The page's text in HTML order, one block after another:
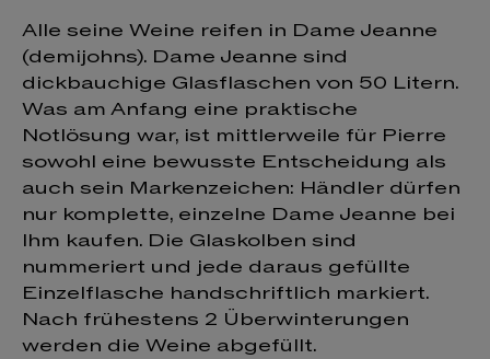
Alle seine Weine reifen in Dame Jeanne
(demijohns). Dame Jeanne sind
dickbauchige Glasflaschen von 50 Litern.
Was am Anfang eine praktische
Notlösung war, ist mittlerweile für Pierre
sowohl eine bewusste Entscheidung als
auch sein Markenzeichen: Händler dürfen
nur komplette, einzelne Dame Jeanne bei
Ihm kaufen. Die Glaskolben sind
nummeriert und jede daraus gefüllte
Einzelflasche handschriftlich markiert.
Nach frühestens 2 Überwinterungen
werden die Weine abgefüllt.